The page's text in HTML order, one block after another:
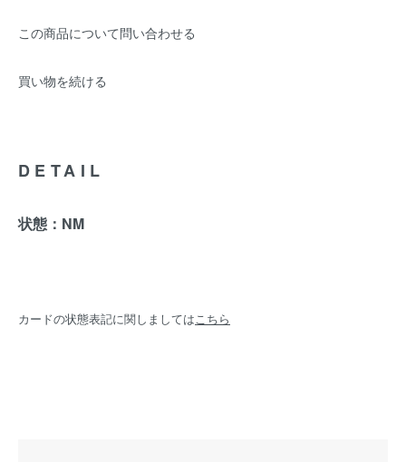
この商品について問い合わせる
買い物を続ける
DETAIL
状態：NM
カードの状態表記に関しましてはこちら